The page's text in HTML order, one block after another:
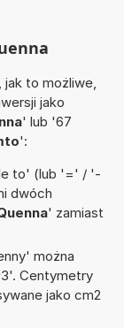
to możliwe,
jako
' lub '67
':
to' (lub '=' / '-
dwóch
' zamiast
można
Centymetry
jako cm2